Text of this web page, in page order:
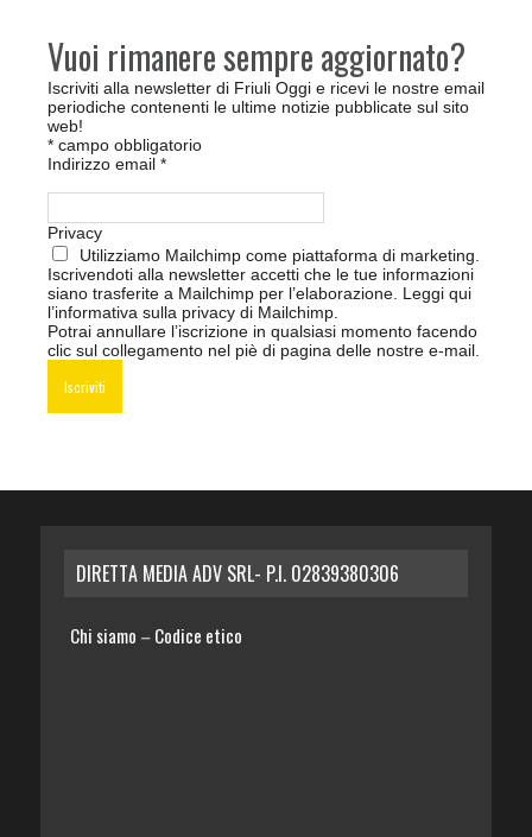
Vuoi rimanere sempre aggiornato?
Iscriviti alla newsletter di Friuli Oggi e ricevi le nostre email
periodiche contenenti le ultime notizie pubblicate sul sito
web!
* campo obbligatorio
Indirizzo email *
Privacy
Utilizziamo Mailchimp come piattaforma di marketing.
Iscrivendoti alla newsletter accetti che le tue informazioni
siano trasferite a Mailchimp per l’elaborazione. Leggi qui
l’informativa sulla privacy di Mailchimp.
Potrai annullare l’iscrizione in qualsiasi momento facendo
clic sul collegamento nel piè di pagina delle nostre e-mail.
DIRETTA MEDIA ADV SRL- P.I. 02839380306
Chi siamo – Codice etico